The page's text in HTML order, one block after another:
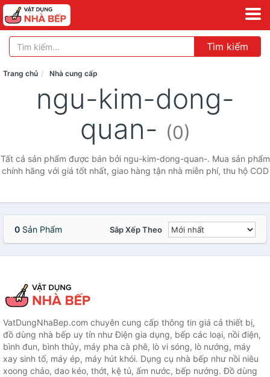
Tìm kiếm
Trang chủ Nhà cung cấp
ngu-kim-dong-
quan- (0)
Tất cả sản phẩm được bán bởi ngu-kim-dong-quan-. Mua sản phẩm
chính hãng với giá tốt nhất, giao hàng tận nhà miễn phí, thu hộ COD
0 Sản Phẩm Sắp Xếp Theo
VatDungNhaBep.com chuyên cung cấp thông tin giá cả thiết bị,
đồ dùng nhà bếp uy tín như Điện gia dụng, bếp các loại, nồi điện,
bình đun, bình thủy, máy pha cà phê, lò vi sóng, lò nướng, máy
xay sinh tố, máy ép, máy hút khói. Dụng cụ nhà bếp như nồi niêu
xoong chảo, dao kéo, thớt, kệ tủ, ấm nước, bếp nướng. Đồ dùng